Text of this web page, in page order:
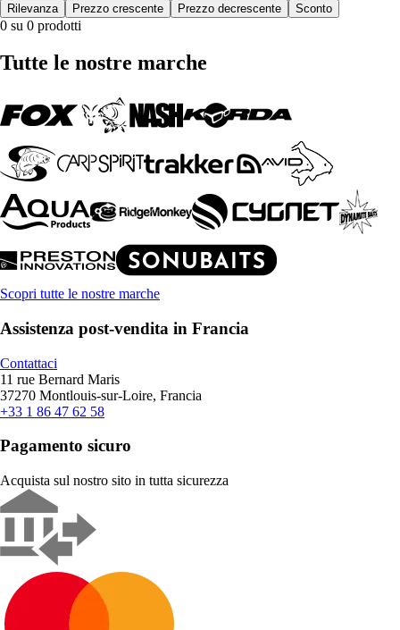
Rilevanza
Prezzo crescente Prezzo decrescente Sconto
0 su 0 prodotti
Tutte le nostre marche
Scopri tutte le nostre marche
Assistenza post-vendita in Francia
Contattaci
11 rue Bernard Maris
37270 Montlouis-sur-Loire, Francia
+33 1 86 47 62 58
Pagamento sicuro
Acquista sul nostro sito in tutta sicurezza